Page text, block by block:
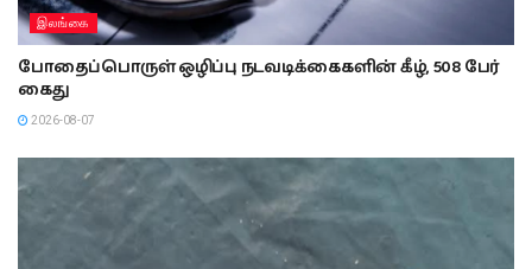
இலங்கை
போதைப்பொருள் ஒழிப்பு நடவடிக்கைகளின் கீழ், 508 பேர்
கைது
2026-08-07